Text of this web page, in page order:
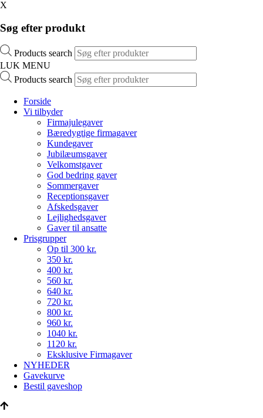
X
Søg efter produkt
Products search
LUK MENU
Products search
Forside
Vi tilbyder
Firmajulegaver
Bæredygtige firmagaver
Kundegaver
Jubilæumsgaver
Velkomstgaver
God bedring gaver
Sommergaver
Receptionsgaver
Afskedsgaver
Lejlighedsgaver
Gaver til ansatte
Prisgrupper
Op til 300 kr.
350 kr.
400 kr.
560 kr.
640 kr.
720 kr.
800 kr.
960 kr.
1040 kr.
1120 kr.
Eksklusive Firmagaver
NYHEDER
Gavekurve
Bestil gaveshop